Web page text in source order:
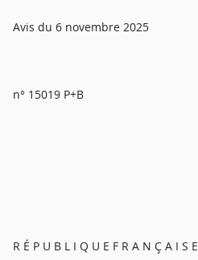
Avis du 6 novembre 2025
n° 15019 P+B
R É P U B L I Q U E F R A N Ç A I S E